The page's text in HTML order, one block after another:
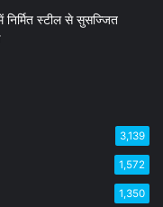
स्टील से सुसज्जित
3,139
1,572
1,350